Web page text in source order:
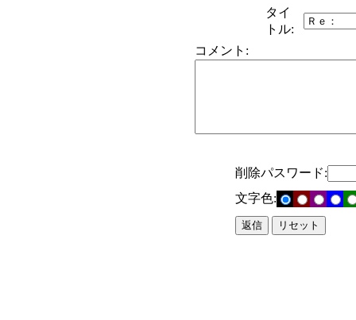
タイ
トル:
コメント:
削除パスワード:
文字色: